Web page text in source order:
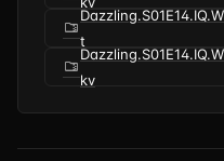
folder_zip
t
folder_zip
kv